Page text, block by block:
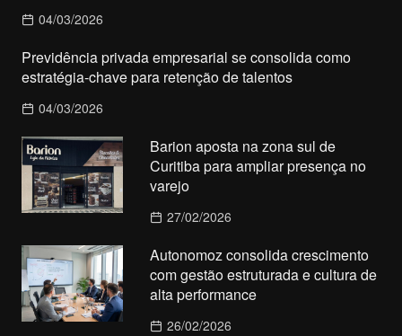
04/03/2026
Previdência privada empresarial se consolida como
estratégia-chave para retenção de talentos
04/03/2026
Barion aposta na zona sul de
Curitiba para ampliar presença no
varejo
27/02/2026
Autonomoz consolida crescimento
com gestão estruturada e cultura de
alta performance
26/02/2026